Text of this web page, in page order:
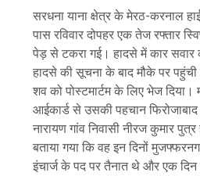
सरधना याना क्षेत्र के मेरठ-करनाल
पास रविवार दोपहर एक तेज रफ्तार
पेड़ से टकरा गई। हादसे में कार सवार
हादसे की सूचना के बाद मौके पर
शव को पोस्टमार्टम के लिए भेज
आईकार्ड से उसकी पहचान
नारायण गांव निवासी नीरज कुमार
बताया गया कि वह इन दिनों
इंचार्ज के पद पर तैनात थे और एक